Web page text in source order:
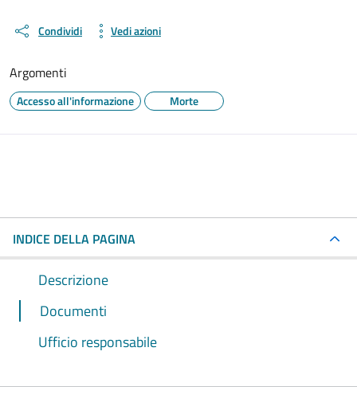
Condividi Vedi azioni
Argomenti
Accesso all'informazione Morte
INDICE DELLA PAGINA
Descrizione
Documenti
Ufficio responsabile